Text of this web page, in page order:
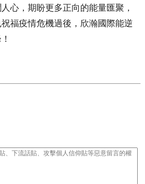
心，期盼更多正向的能量匯聚，
福疫情危機過後，欣瀚國際能逆